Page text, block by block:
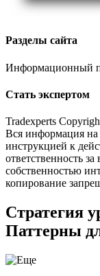
Разделы сайта
Информационный
Стать экспертом
Tradexperts
Вся информация на
инструкцией к
ответственность
собственностью
копирование
Стратегия
Паттерны